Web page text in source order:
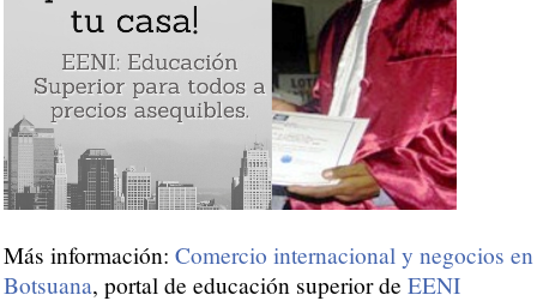
Más información: Comercio internacional y negocios en
Botsuana, portal de educación superior de EENI